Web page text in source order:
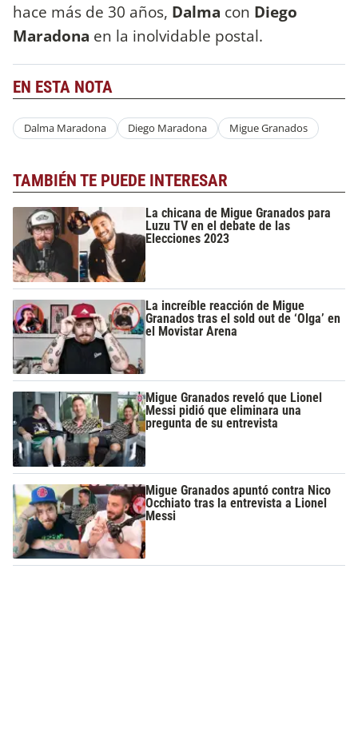
hace más de 30 años, Dalma con Diego
Maradona en la inolvidable postal.
EN ESTA NOTA
Dalma Maradona Diego Maradona Migue Granados
TAMBIÉN TE PUEDE INTERESAR
La chicana de Migue Granados para
Luzu TV en el debate de las
Elecciones 2023
La increíble reacción de Migue
Granados tras el sold out de ‘Olga’ en
el Movistar Arena
Migue Granados reveló que Lionel
Messi pidió que eliminara una
pregunta de su entrevista
Migue Granados apuntó contra Nico
Occhiato tras la entrevista a Lionel
Messi